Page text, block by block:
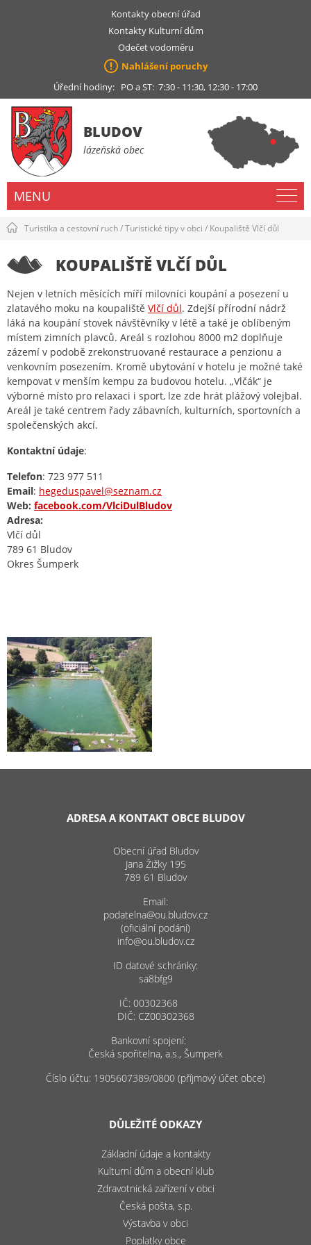
Kontakty obecní úřad
Kontakty Kulturní dům
Odečet vodoměru
Nahlášení poruchy
Úřední hodiny: PO a ST: 7:30 - 11:30, 12:30 - 17:00
BLUDOV
lázeňská obec
MENU
Turistika a cestovní ruch/Turistické tipy v obci / Koupaliště Vlčí důl
KOUPALIŠTĚ VLČÍ DŮL
Nejen v letních měsících míří milovníci koupání a posezení u
zlatavého moku na koupaliště Vlčí důl. Zdejší přírodní nádrž
láká na koupání stovek návštěvníky v létě a také je oblíbeným
místem zimních plavců. Areál s rozlohou 8000 m2 doplňuje
zázemí v podobě zrekonstruované restaurace a penzionu a
venkovním posezením. Kromě ubytování v hotelu je možné také
kempovat v menším kempu za budovou hotelu. „Vlčák“ je
výborné místo pro relaxaci i sport, lze zde hrát plážový volejbal.
Areál je také centrem řady zábavních, kulturních, sportovních a
společenských akcí.
Kontaktní údaje:
Telefon: 723 977 511
Email: hegeduspavel@seznam.cz
Web: facebook.com/VlciDulBludov
Adresa:
Vlčí důl
789 61 Bludov
Okres Šumperk
ADRESA A KONTAKT OBCE BLUDOV
Obecní úřad Bludov
Jana Žižky 195
789 61 Bludov
Email:
podatelna@ou.bludov.cz
(oficiální podání)
info@ou.bludov.cz
ID datové schránky:
sa8bfg9
IČ: 00302368
DIČ: CZ00302368
Bankovní spojení:
Česká spořitelna, a.s., Šumperk
Číslo účtu: 1905607389/0800 (příjmový účet obce)
DŮLEŽITÉ ODKAZY
Základní údaje a kontakty
Kulturní dům a obecní klub
Zdravotnická zařízení v obci
Česká pošta, s.p.
Výstavba v obci
Poplatky obce